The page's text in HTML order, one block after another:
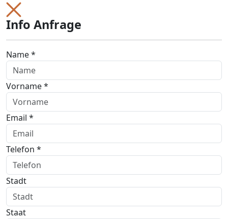
Info Anfrage
Name *
Vorname *
Email *
Telefon *
Stadt
Staat